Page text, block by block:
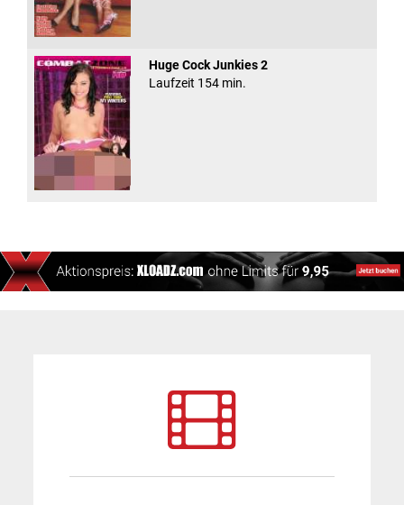
Huge Cock Junkies 2
Laufzeit 154 min.